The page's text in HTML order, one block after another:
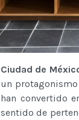
Ciudad de
un
han convertido
sentido de